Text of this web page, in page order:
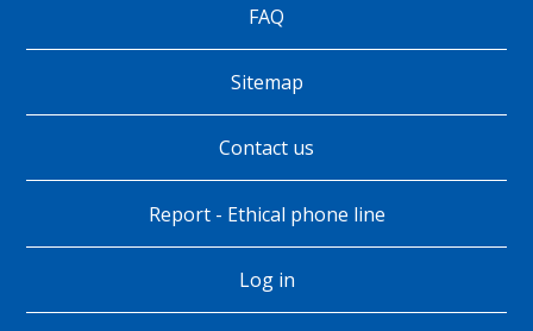
página
FAQ
Sitemap
Contact us
Report - Ethical phone line
Log in